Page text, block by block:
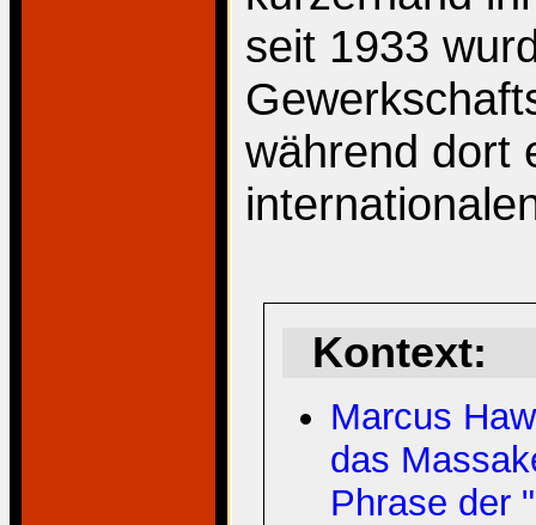
seit 1933
während dort
Kontext:
Marcus
das
Phrase der